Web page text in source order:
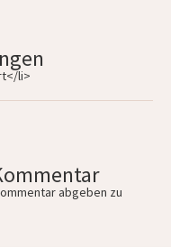
li>
abgeben zu